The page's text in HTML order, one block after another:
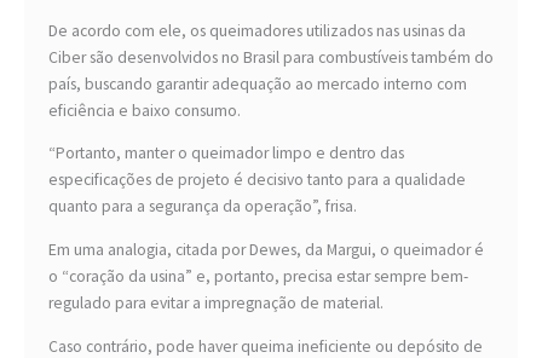
De acordo com ele, os queimadores utilizados nas usinas da
Ciber são desenvolvidos no Brasil para combustíveis também do
país, buscando garantir adequação ao mercado interno com
eficiência e baixo consumo.
“Portanto, manter o queimador limpo e dentro das
especificações de projeto é decisivo tanto para a qualidade
quanto para a segurança da operação”, frisa.
Em uma analogia, citada por Dewes, da Margui, o queimador é
o “coração da usina” e, portanto, precisa estar sempre bem-
regulado para evitar a impregnação de material.
Caso contrário, pode haver queima ineficiente ou depósito de